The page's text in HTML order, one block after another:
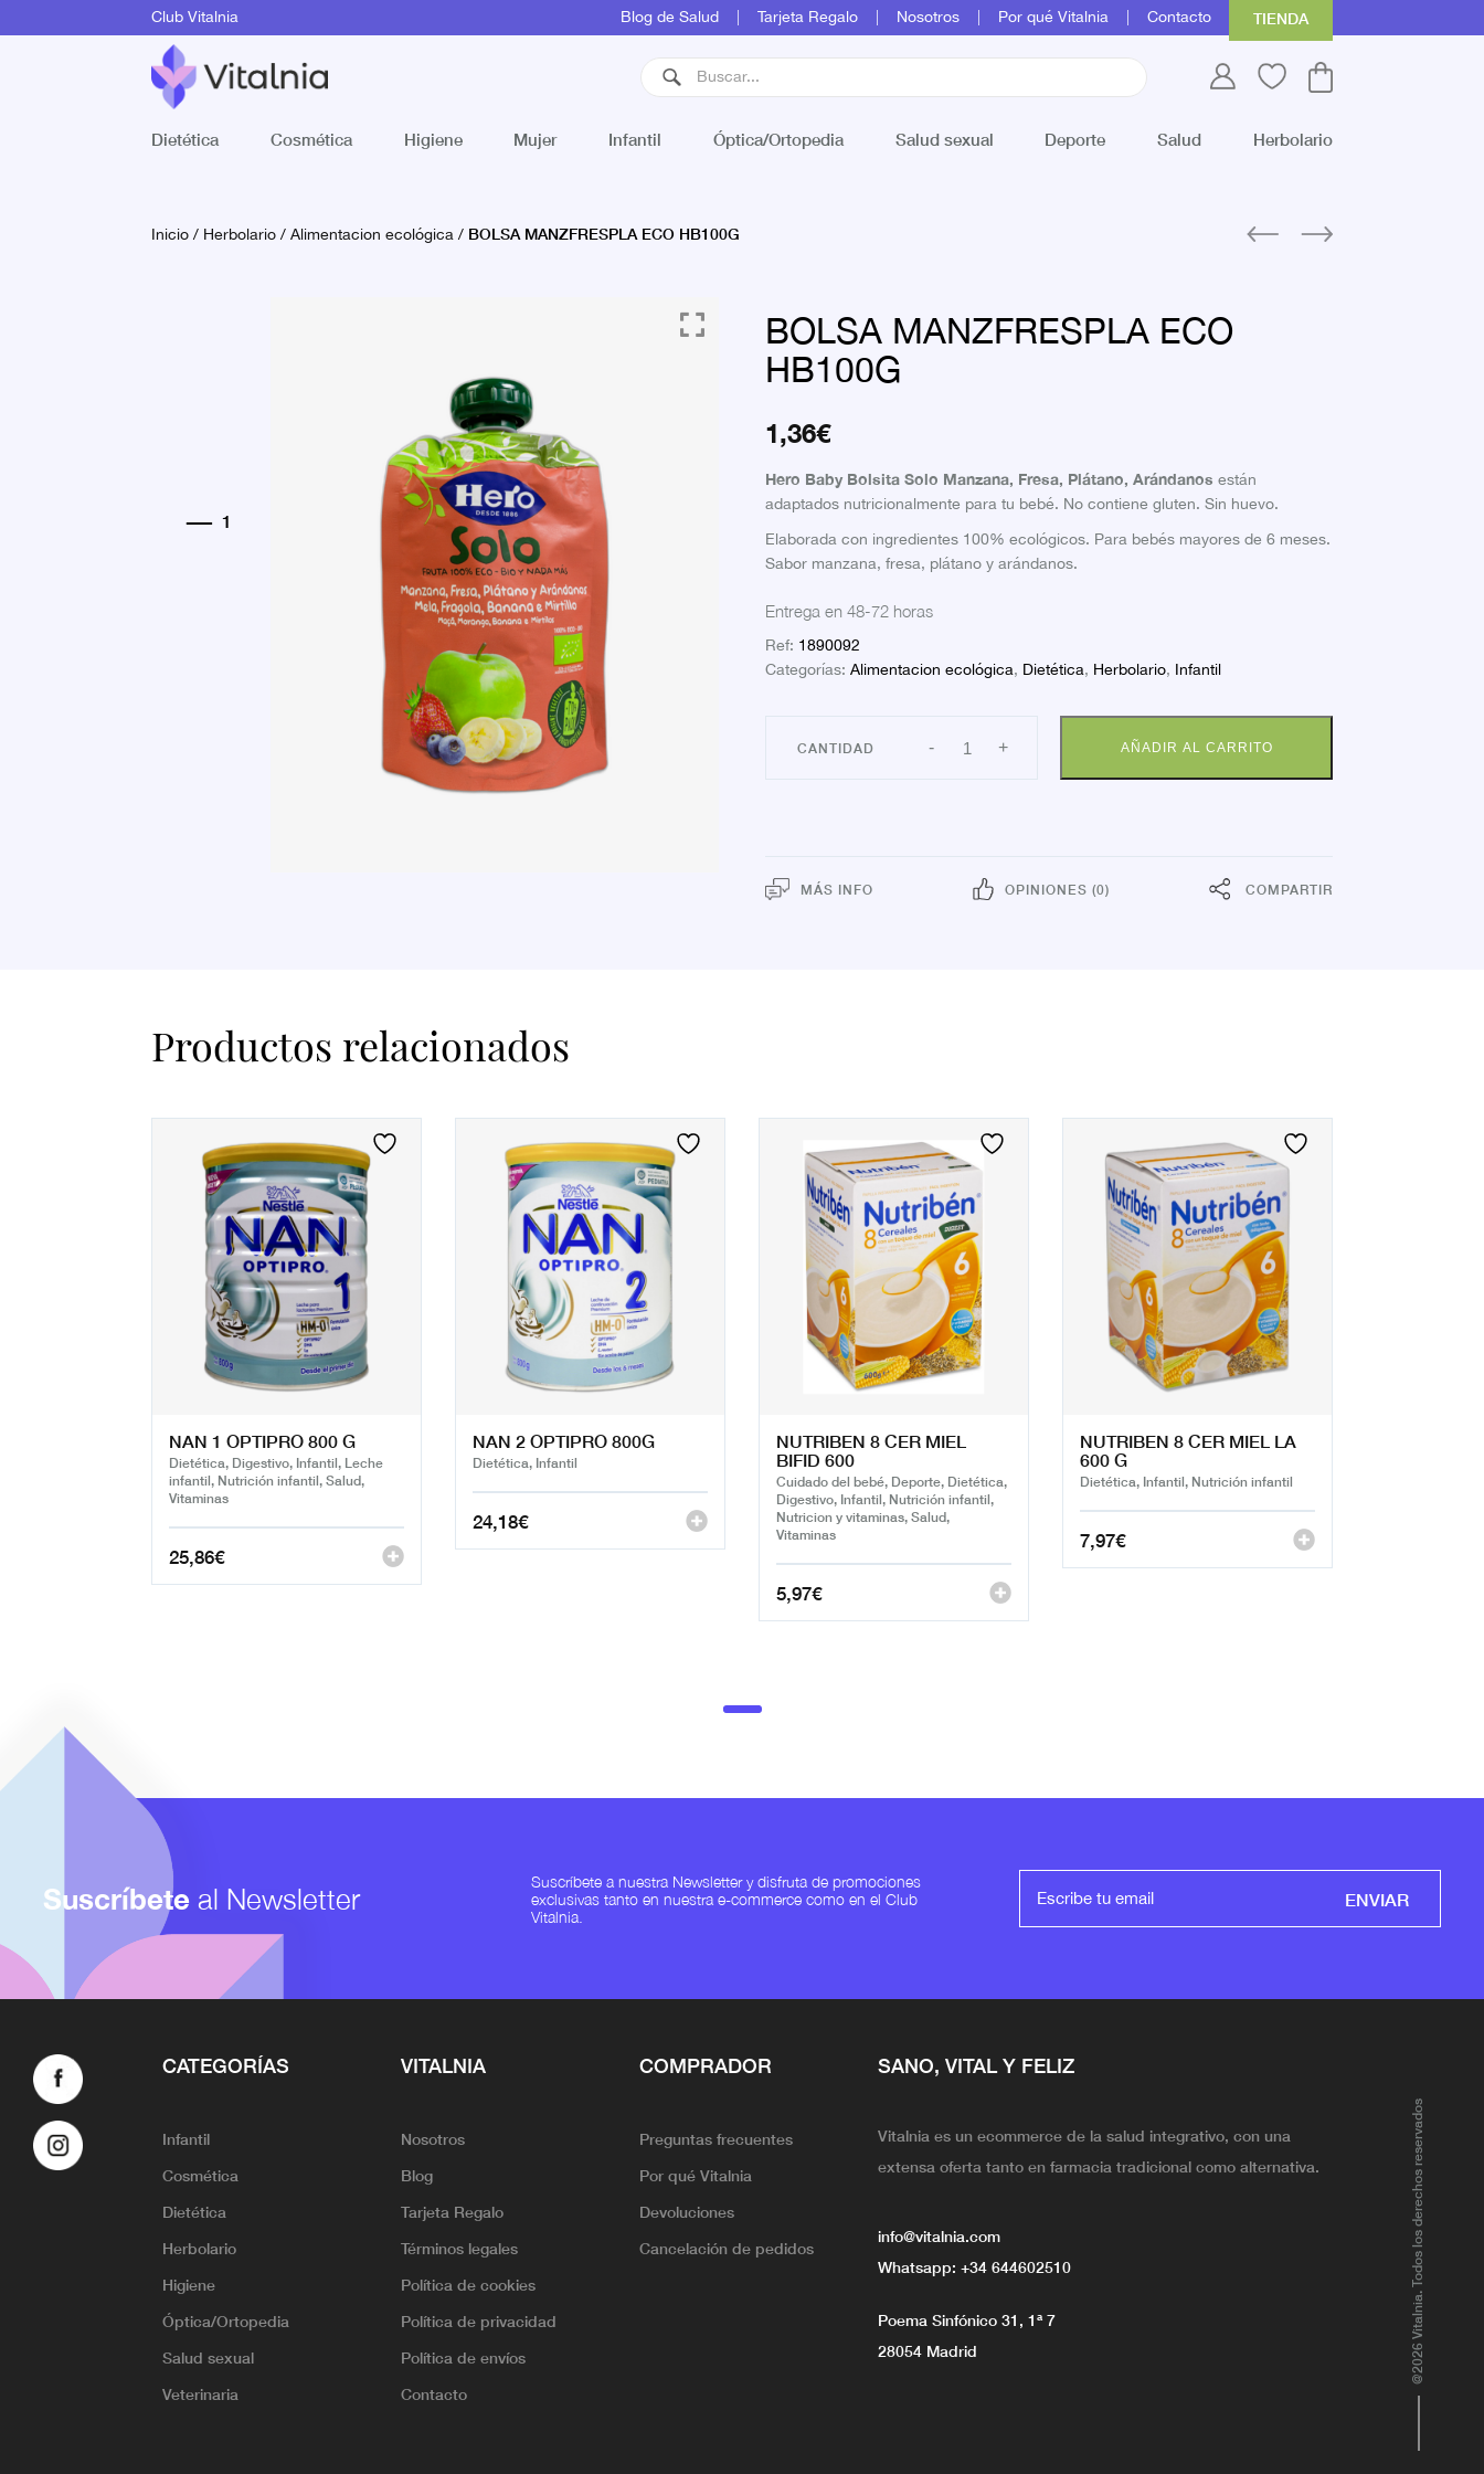
Club Vitalnia Blog de Salud Tarjeta Regalo Nosotros Por qué Vitalnia Contacto TIENDA
Dietética Cosmética Higiene Mujer Infantil Óptica/Ortopedia Salud sexual Deporte Salud Herbolario
Inicio/ Herbolario/Alimentacion ecológica/ BOLSA MANZFRESPLA ECO HB100G
BOLSA MANZFRESPLA ECO
HB100G
1,36€
Hero Baby Bolsita Solo Manzana, Fresa, Plátano, Arándanos están
adaptados nutricionalmente para tu bebé. No contiene gluten. Sin huevo.
Elaborada con ingredientes 100% ecológicos. Para bebés mayores de 6 meses.
Sabor manzana, fresa, plátano y arándanos.
Entrega en 48-72 horas
Ref: 1890092
Categorías:Alimentacion ecológica, Dietética, Herbolario, Infantil
- BOLSA
MANZFRESPLA
+ AÑADIR AL CARRITO
MÁS INFO OPINIONES (0) COMPARTIR
Productos relacionados
NAN 1 OPTIPRO 800 G
Dietética, Digestivo, Infantil, Leche
infantil, Nutrición infantil, Salud,
Vitaminas
25,86€
NAN 2 OPTIPRO 800G
Dietética, Infantil
24,18€
NUTRIBEN 8 CER MIEL
BIFID 600
Cuidado del bebé, Deporte, Dietética,
Digestivo, Infantil, Nutrición infantil,
Nutricion y vitaminas, Salud,
Vitaminas
5,97€
NUTRIBEN 8 CER MIEL LA
600 G
Dietética, Infantil, Nutrición infantil
7,97€
Suscríbete al Newsletter
Suscríbete a nuestra Newsletter y disfruta de promociones
exclusivas tanto en nuestra e-commerce como en el Club
Vitalnia.
ENVIAR
CATEGORÍAS
Infantil
Cosmética
Dietética
Herbolario
Higiene
Óptica/Ortopedia
Salud sexual
Veterinaria
VITALNIA
Nosotros
Blog
Tarjeta Regalo
Términos legales
Política de cookies
Política de privacidad
Política de envíos
Contacto
COMPRADOR
Preguntas frecuentes
Por qué Vitalnia
Devoluciones
Cancelación de pedidos
SANO, VITAL Y FELIZ
Vitalnia es un ecommerce de la salud integrativo, con una
extensa oferta tanto en farmacia tradicional como alternativa.
info@vitalnia.com
Whatsapp: +34 644602510
Poema Sinfónico 31, 1ª 7
28054 Madrid
@2026 Vitalnia. Todos los derechos reservados